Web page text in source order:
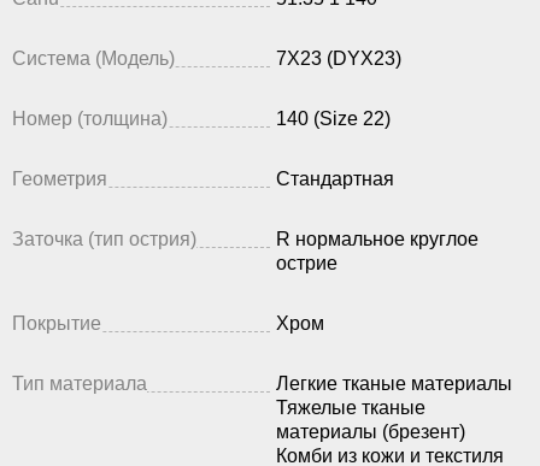
Система (Модель) 7X23 (DYX23)
Номер (толщина) 140 (Size 22)
Геометрия Стандартная
Заточка (тип острия)
R нормальное круглое
острие
Покрытие Хром
Тип материала
Легкие тканые материалы
Тяжелые тканые
материалы (брезент)
Комби из кожи и текстиля